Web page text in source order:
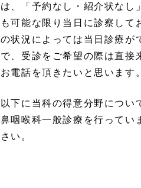
は、「予約なし・紹介状なし
も可能な限り当日に診察して
の状況によっては当日診療が
で、受診をご希望の際は直接
お電話を頂きたいと思います。
以下に当科の得意分野につい
鼻咽喉科一般診療を行ってい
さい。